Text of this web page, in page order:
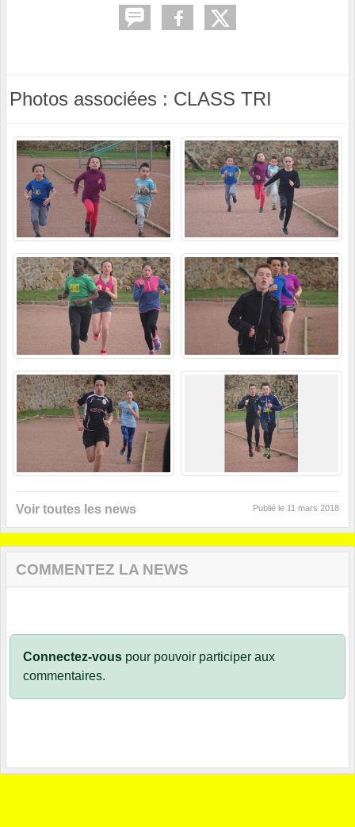
Photos associées : CLASS TRI
Voir toutes les news Publié le 11 mars 2018
COMMENTEZ LA NEWS
Connectez-vous pour pouvoir participer aux
commentaires.